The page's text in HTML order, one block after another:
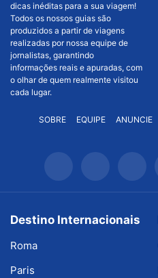
dicas inéditas para a sua viagem!
Todos os nossos guias são
produzidos a partir de viagens
realizadas por nossa equipe de
jornalistas, garantindo
informações reais e apuradas, com
o olhar de quem realmente visitou
cada lugar.
SOBRE EQUIPE ANUNCIE
Destino Internacionais
Roma
Paris